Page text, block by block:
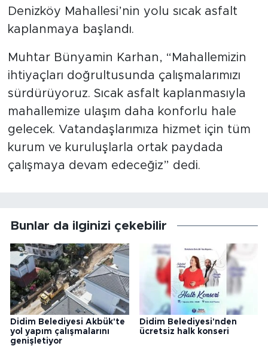
Denizköy Mahallesi’nin yolu sıcak asfalt
kaplanmaya başlandı.
Muhtar Bünyamin Karhan, “Mahallemizin
ihtiyaçları doğrultusunda çalışmalarımızı
sürdürüyoruz. Sıcak asfalt kaplanmasıyla
mahallemize ulaşım daha konforlu hale
gelecek. Vatandaşlarımıza hizmet için tüm
kurum ve kuruluşlarla ortak paydada
çalışmaya devam edeceğiz” dedi.
Bunlar da ilginizi çekebilir
Didim Belediyesi Akbük'te
yol yapım çalışmalarını
genişletiyor
Didim Belediyesi'nden
ücretsiz halk konseri